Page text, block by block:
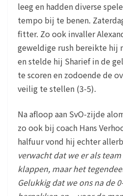
leeg en hadden diverse
tempo bij te benen.
fitter. Zo ook invaller
geweldige rush bereikte hij
en stelde hij Sharief in de
te scoren en zodoende de
veilig te stellen (3-5).
Na afloop aan SvO-zijde
zo ook bij coach Hans
halfuur vond hij echter
verwacht dat we er als
klappen, maar het
Gelukkig dat we ons na de